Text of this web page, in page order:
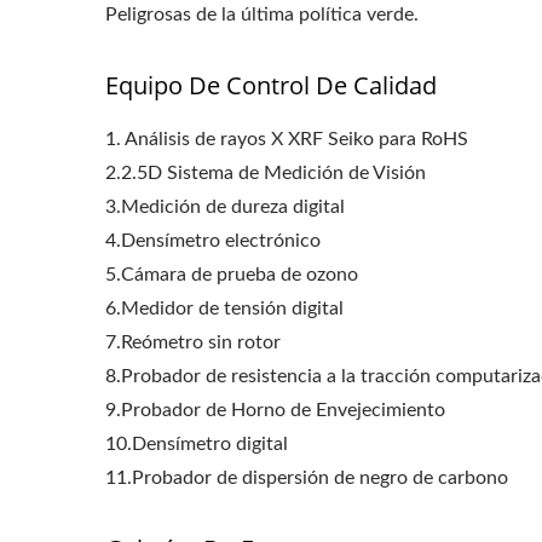
Peligrosas de la última política verde.
Equipo De Control De Calidad
1. Análisis de rayos X XRF Seiko para RoHS
2.2.5D Sistema de Medición de Visión
3.Medición de dureza digital
4.Densímetro electrónico
5.Cámara de prueba de ozono
6.Medidor de tensión digital
7.Reómetro sin rotor
8.Probador de resistencia a la tracción
9.Probador de Horno de Envejecimiento
10.Densímetro digital
11.Probador de dispersión de negro de carbono